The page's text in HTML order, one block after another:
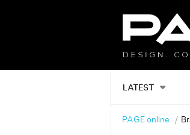
LATEST
PAGE online